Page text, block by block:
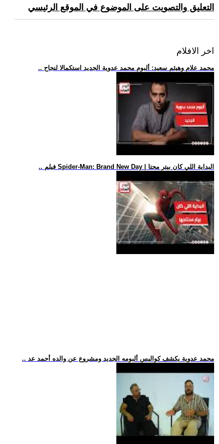
التعليق والتصويت على الموضوع في الموقع الرئيسي
اخر الافلام
.. محمد علام وهيثم سعيد: ألبوم محمد عدوية الجديد استكمالا لنجاح
.. فيلم Spider-Man: Brand New Day | البداية اللي كان بيتر محتا
.. محمد عدوية يكشف كواليس ألبومه الجديد ومشروع عن والده أحمد عد